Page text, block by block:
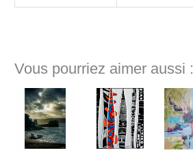
Vous pourriez aimer aussi :
Plage
de
prix :
350€
à
500€